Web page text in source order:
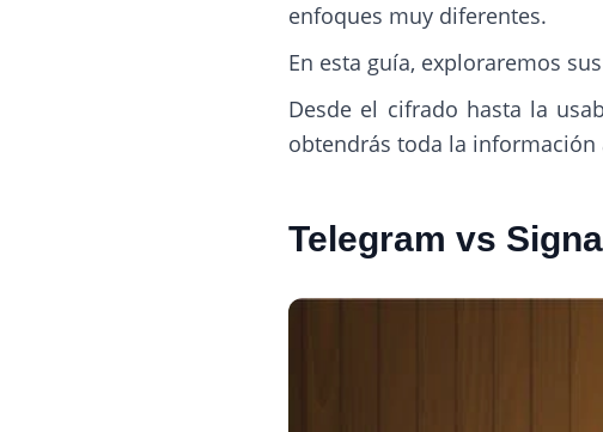
enfoques muy diferentes.
En esta guía, exploraremos
Desde el cifrado hasta la
obtendrás toda la
Telegram vs